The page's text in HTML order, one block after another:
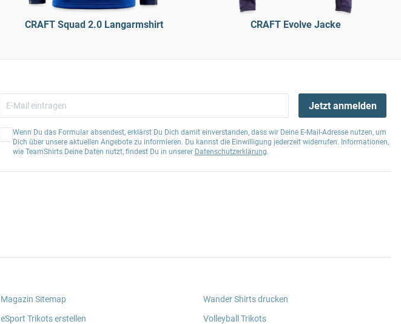
CRAFT Squad 2.0 Langarmshirt CRAFT Evolve Jacke
Jetzt anmelden
Wenn Du das Formular absendest, erklärst Du Dich damit einverstanden, dass wir Deine E-Mail-Adresse nutzen, um
Dich über unsere aktuellen Angebote zu informieren. Du kannst die Einwilligung jederzeit widerrufen. Informationen,
wie TeamShirts Deine Daten nutzt, findest Du in unserer Datenschutzerklärung.
Magazin Sitemap
eSport Trikots erstellen
Wander Shirts drucken
Volleyball Trikots